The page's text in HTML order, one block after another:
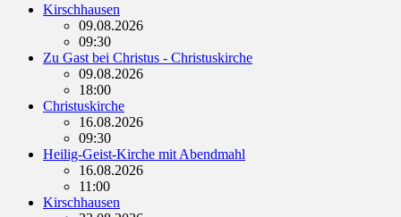
Kirschhausen
09.08.2026
09:30
Zu Gast bei Christus - Christuskirche
09.08.2026
18:00
Christuskirche
16.08.2026
09:30
Heilig-Geist-Kirche mit Abendmahl
16.08.2026
11:00
Kirschhausen